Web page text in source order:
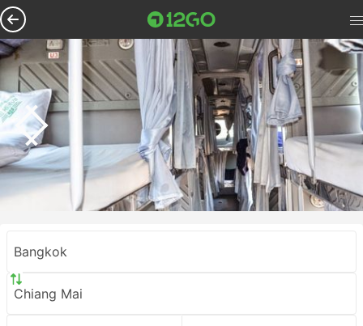
Bangkok
Chiang Mai